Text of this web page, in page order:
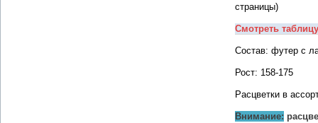
страницы)
Смотреть
Состав: футер с
Рост: 158-175
Расцветки в
Внимание: